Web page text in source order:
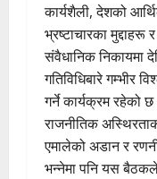
कार्यशैली, देशको
भ्रष्टाचारका मुद्दाहरू
संवैधानिक निकायमा
गतिविधिबारे गम्भीर
गर्ने कार्यक्रम रहेको
राजनीतिक
एमालेको अडान र
भन्नेमा पनि यस